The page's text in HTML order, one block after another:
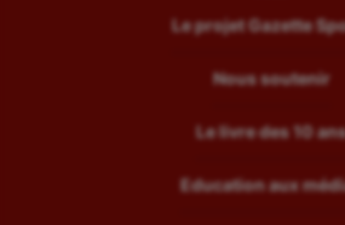
Le projet Gazette
Nous soutenir
Le livre des 10
Education aux